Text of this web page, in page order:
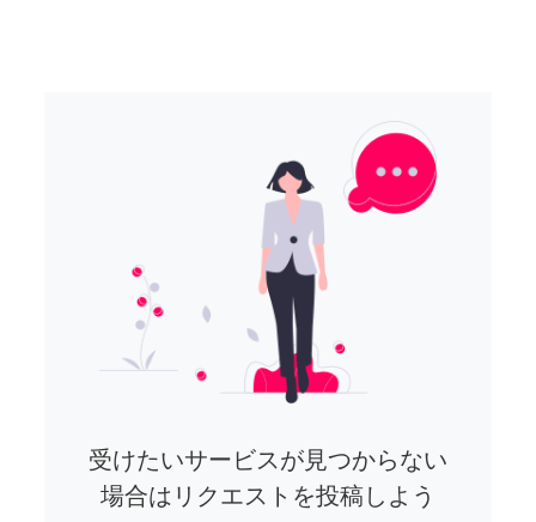
受けたいサービスが見つからない
場合はリクエストを投稿しよう